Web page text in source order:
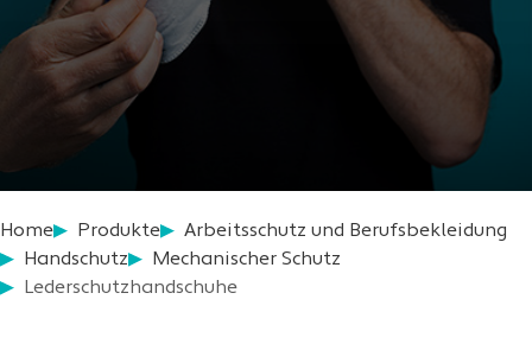
Home Produkte
Arbeitsschutz und Berufsbekleidung
Handschutz
Mechanischer Schutz
Lederschutzhandschuhe